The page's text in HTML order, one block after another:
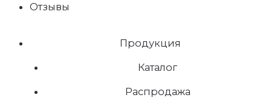
Отзывы
Продукция
Каталог
Распродажа